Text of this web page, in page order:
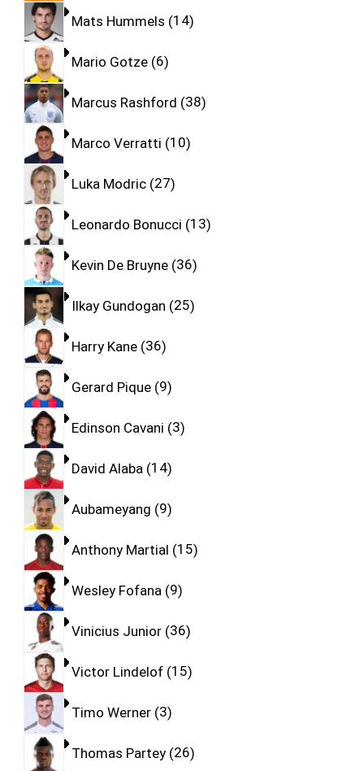
Mats Hummels 14
Mario Gotze 6
Marcus Rashford 38
Marco Verratti 10
Luka Modric 27
Leonardo Bonucci 13
Kevin De Bruyne 36
Ilkay Gundogan 25
Harry Kane 36
Gerard Pique 9
Edinson Cavani 3
David Alaba 14
Aubameyang 9
Anthony Martial 15
Wesley Fofana 9
Vinicius Junior 36
Victor Lindelof 15
Timo Werner 3
Thomas Partey 26